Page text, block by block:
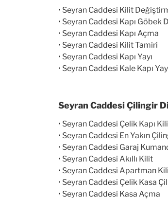
• Seyran Caddesi Kilit
• Seyran Caddesi Kapı Göbek
• Seyran Caddesi Kapı Açma
• Seyran Caddesi Kilit Tamiri
• Seyran Caddesi Kapı Yayı
• Seyran Caddesi Kale Kapı
Seyran Caddesi Çilingir
• Seyran Caddesi Çelik Kapı
• Seyran Caddesi En Yakın
• Seyran Caddesi Garaj
• Seyran Caddesi Akıllı Kilit
• Seyran Caddesi Apartman
• Seyran Caddesi Çelik Kasa
• Seyran Caddesi Kasa Açma